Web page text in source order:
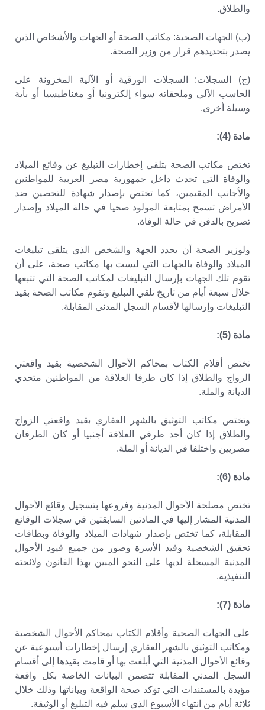
والطلاق.
(ب) الجهات الصحية: مكاتب الصحة أو الجهات والأشخاص الذين
يصدر بتحديدهم قرار من وزير الصحة.
(ج) السجلات: السجلات الورقية أو الآلية المخزونة على
الحاسب الآلي وملحقاته سواء إلكترونيا أو مغناطيسيا أو بأية
وسيلة أخرى.
مادة (4):
تختص مكاتب الصحة بتلقي إخطارات التبليغ عن وقائع الميلاد
والوفاة التي تحدث داخل جمهورية مصر العربية للمواطنين
والأجانب المقيمين، كما تختص بإصدار شهادة للتحصين ضد
الأمراض تسمح بمتابعة المولود صحيا في حالة الميلاد وإصدار
تصريح بالدفن في حالة الوفاة.
ولوزير الصحة أن يحدد الجهة والشخص الذي يتلقى تبليغات
الميلاد والوفاة بالجهات التي ليست بها مكاتب صحة، على أن
تقوم تلك الجهات بإرسال التبليغات لمكاتب الصحة التي تتبعها
خلال سبعة أيام من تاريخ تلقي التبليغ وتقوم مكاتب الصحة بقيد
التبليغات وإرسالها لأقسام السجل المدني المقابلة.
مادة (5):
تختص أقلام الكتاب بمحاكم الأحوال الشخصية بقيد واقعتي
الزواج والطلاق إذا كان طرفا العلاقة من المواطنين متحدي
الديانة والملة.
وتختص مكاتب التوثيق بالشهر العقاري بقيد واقعتي الزواج
والطلاق إذا كان أحد طرفي العلاقة أجنبيا أو كان الطرفان
مصريين واختلفا في الديانة أو الملة.
مادة (6):
تختص مصلحة الأحوال المدنية وفروعها بتسجيل وقائع الأحوال
المدنية المشار إليها في المادتين السابقتين في سجلات الوقائع
المقابلة، كما تختص بإصدار شهادات الميلاد والوفاة وبطاقات
تحقيق الشخصية وقيد الأسرة وصور من جميع قيود الأحوال
المدنية المسجلة لديها على النحو المبين بهذا القانون ولائحته
التنفيذية.
مادة (7):
على الجهات الصحية وأقلام الكتاب بمحاكم الأحوال الشخصية
ومكاتب التوثيق بالشهر العقاري إرسال إخطارات أسبوعية عن
وقائع الأحوال المدنية التي أبلغت بها أو قامت بقيدها إلى أقسام
السجل المدني المقابلة تتضمن البيانات الخاصة بكل واقعة
مؤيدة بالمستندات التي تؤكد صحة الواقعة وبياناتها وذلك خلال
ثلاثة أيام من انتهاء الأسبوع الذي سلم فيه التبليغ أو الوثيقة.